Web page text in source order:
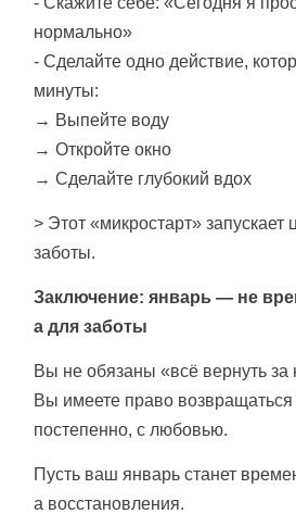
нормально»
- Сделайте одно действие,
минуты:
→ Выпейте воду
→ Откройте окно
→ Сделайте глубокий вдох
> Этот «микростарт»
заботы.
Заключение: январь — не
а для заботы
Вы не обязаны «всё вернуть за
Вы имеете право возвращаться
постепенно, с любовью.
Пусть ваш январь станет
а восстановления.